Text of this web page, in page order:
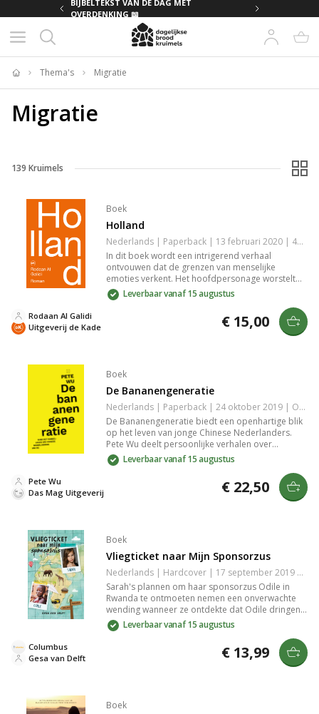
BIJBELTEKST VAN DE DAG MET
OVERDENKING 📖
Home
Thema's Migratie
Migratie
139 Kruimels
Boek
Holland
Nederlands | Paperback | 13 februari 2020 | 400 pagina's | 9789090326917
In dit boek wordt een intrigerend verhaal
ontvouwen dat de grenzen van menselijke
emoties verkent. Het hoofdpersonage worstelt
met innerlijke conflicten terwijl het decomplexiteit
van relaties, verlies en groei blootlegt. De
karakterontwikkeling zorgen ervoor dat je
Leverbaar vanaf 15 augustus
Uitgeverij de Kade
Rodaan Al Galidi € 15,00
Boek
De Bananengeneratie
Nederlands | Paperback | 24 oktober 2019 | Onbekend | 9789493168039
De Bananengeneratie biedt een openhartige blik
op het leven van jonge Chinese Nederlanders.
Pete Wu deelt persoonlijke verhalen over
identiteit, generatieconflicten, daten en
discriminatie, en laat zien hoe het is om tussen
Leverbaar vanaf 15 augustus
Das Mag Uitgeverij
Pete Wu € 22,50
Boek
Vliegticket naar Mijn Sponsorzus
Nederlands | Hardcover | 17 september 2019 | 128 pagina's | 9789085434276
Sarah's plannen om haar sponsorzus Odile in
Rwanda te ontmoeten nemen een onverwachte
wending wanneer ze ontdekte dat Odile dringend
hulp nodig heeft. Beleef een emotionele avontuur
vol verrassingen en ontroerende momenten
terwijl vriendschap en steun centraal staan in
Leverbaar vanaf 15 augustus
Gesa van Delft
Columbus € 13,99
Boek